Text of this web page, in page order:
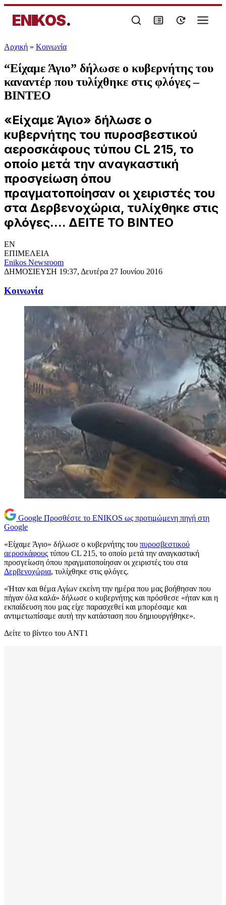
ENIKOS.
Αρχική » Κοινωνία
“Είχαμε Άγιο” δήλωσε ο κυβερνήτης του
καναντέρ που τυλίχθηκε στις φλόγες –
ΒΙΝΤΕΟ
«Είχαμε Άγιο» δήλωσε ο
κυβερνήτης του πυροσβεστικού
αεροσκάφους τύπου CL 215, το
οποίο μετά την αναγκαστική
προσγείωση όπου
πραγματοποίησαν οι χειριστές του
στα Δερβενοχώρια, τυλίχθηκε στις
φλόγες.... ΔΕΙΤΕ ΤΟ ΒΙΝΤΕΟ
EN
ΕΠΙΜΕΛΕΙΑ
Enikos Newsroom
ΔΗΜΟΣΙΕΥΣΗ 19:37, Δευτέρα 27 Ιουνίου 2016
Κοινωνία
Google Προσθέστε το ENIKOS ως προτιμώμενη πηγή στη
Google
«Είχαμε Άγιο» δήλωσε ο κυβερνήτης του πυροσβεστικού
αεροσκάφους τύπου CL 215, το οποίο μετά την αναγκαστική
προσγείωση όπου πραγματοποίησαν οι χειριστές του στα
Δερβενοχώρια, τυλίχθηκε στις φλόγες.
«Ήταν και θέμα Αγίων εκείνη την ημέρα που μας βοήθησαν που
πήγαν όλα καλά» δήλωσε ο κυβερνήτης και πρόσθεσε «ήταν και η
εκπαίδευση που μας είχε παρασχεθεί και μπορέσαμε και
αντιμετωπίσαμε αυτή την κατάσταση που δημιουργήθηκε».
Δείτε το βίντεο του ΑΝΤ1